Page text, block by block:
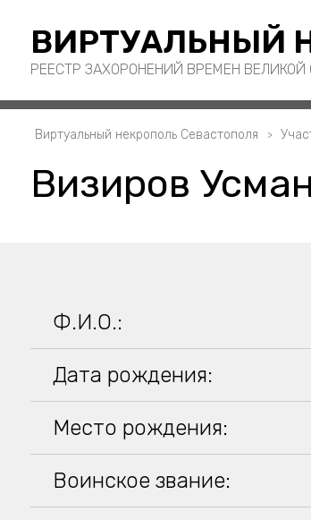
ВИРТУАЛЬНЫЙ
РЕЕСТР ЗАХОРОНЕНИЙ ВРЕМЕН
Виртуальный некрополь Севастополя
Визиров
Ф.И.О.:
Дата рождения:
Место рождения:
Воинское звание: